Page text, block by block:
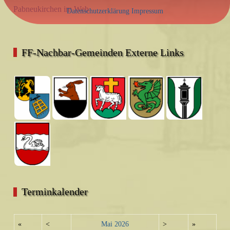
Pabneukirchen im Web
FF-Nachbar-Gemeinden Externe Links
Terminkalender
« < Mai 2026 > »
Datenschutzerklärung Impressum